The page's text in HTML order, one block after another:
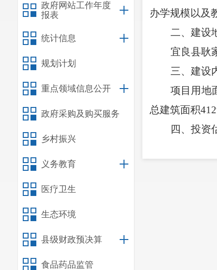
政府网站工作年度
报表
统计信息
规划计划
重点领域信息公开
政府采购及购买服务
乡村振兴
义务教育
医疗卫生
生态环境
县级财政预决算
食品药品监管
办学规模以及
二、 建设
宜良县耿
三、建设
项目用地
总建筑面积
四、 投资